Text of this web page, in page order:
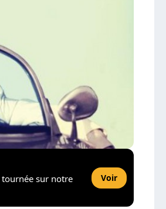
tournée sur notre
Voir